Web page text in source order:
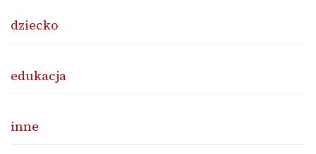
dziecko
edukacja
inne